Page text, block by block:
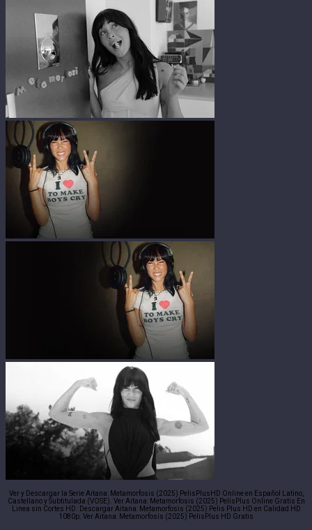
Ver y Descargar la Serie Aitana: Metamorfosis (2025) PelisPlusHD Online en Español Latino,
Castellano y Subtitulada (VOSE). Ver Aitana: Metamorfosis (2025) PelisPlus Online Gratis En
Linea sin Cortes HD. Descargar Aitana: Metamorfosis (2025) Pelis Plus HD en Calidad HD
1080p. Ver Aitana: Metamorfosis (2025) PelisPlus HD Gratis